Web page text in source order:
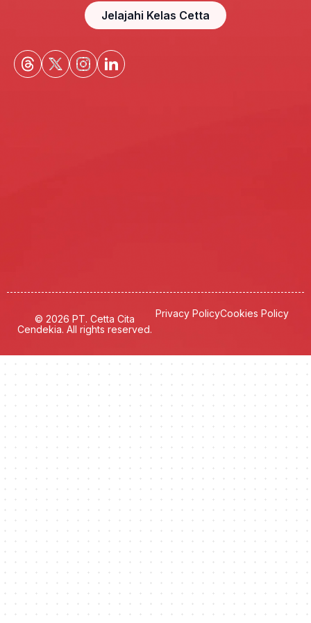
Jelajahi Kelas Cetta
© 2026 PT. Cetta Cita
Cendekia. All rights reserved.
Privacy PolicyCookies Policy